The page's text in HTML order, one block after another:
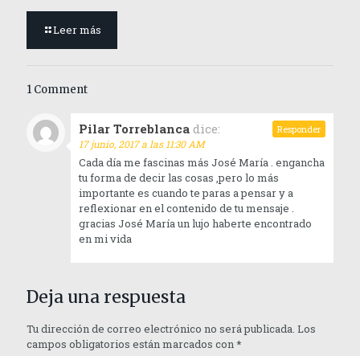
Leer más
1 Comment
Pilar Torreblanca dice:
17 junio, 2017 a las 11:30 AM
Cada día me fascinas más José María . engancha
tu forma de decir las cosas ,pero lo más
importante es cuando te paras a pensar y a
reflexionar en el contenido de tu mensaje .
gracias José María un lujo haberte encontrado
en mi vida
Responder
Deja una respuesta
Tu dirección de correo electrónico no será publicada. Los
campos obligatorios están marcados con*